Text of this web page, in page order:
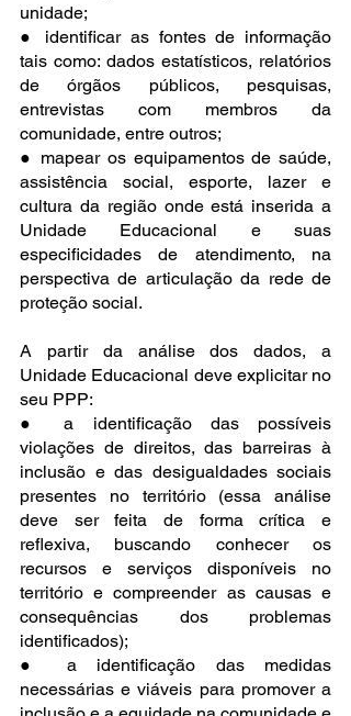
unidade;
● identificar as fontes de informação
tais como: dados estatísticos, relatórios
de órgãos públicos, pesquisas,
entrevistas com membros da
comunidade, entre outros;
● mapear os equipamentos de saúde,
assistência social, esporte, lazer e
cultura da região onde está inserida a
Unidade Educacional e suas
especificidades de atendimento, na
perspectiva de articulação da rede de
proteção social.
A partir da análise dos dados, a
Unidade Educacional deve explicitar no
seu PPP:
● a identificação das possíveis
violações de direitos, das barreiras à
inclusão e das desigualdades sociais
presentes no território (essa análise
deve ser feita de forma crítica e
reflexiva, buscando conhecer os
recursos e serviços disponíveis no
território e compreender as causas e
consequências dos problemas
identificados);
● a identificação das medidas
necessárias e viáveis para promover a